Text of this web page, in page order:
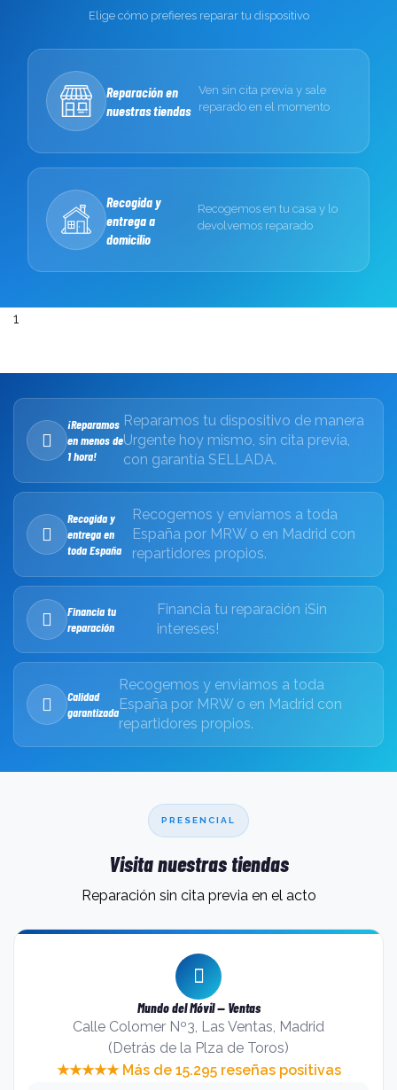
recogida por WhatsApp para que el equipo viaje con
la documentación correcta.
Pide tu presupuesto.
Diagnóstico sin coste,
presupuesto cerrado por escrito y reparación
WhatsAppo llama al 660 92 61 90.
Elige cómo prefieres reparar tu dispositivo
Reparación en
nuestras tiendas
Ven sin cita previa y sale
reparado en el momento
Recogida y
entrega a
domicilio
Recogemos en tu casa y lo
devolvemos reparado
1
¡Reparamos
en menos de
1 hora!
Reparamos tu dispositivo de manera
Urgente hoy mismo, sin cita previa,
con garantía SELLADA.
Recogida y
entrega en
toda España
Recogemos y enviamos a toda
España por MRW o en Madrid con
repartidores propios.
Financia tu
reparación
Financia tu reparación ¡Sin
intereses!
Calidad
garantizada
Recogemos y enviamos a toda
España por MRW o en Madrid con
repartidores propios.
PRESENCIAL
Visita nuestras tiendas
Reparación sin cita previa en el acto
Mundo del Móvil — Ventas
Calle Colomer Nº3, Las Ventas, Madrid
(Detrás de la Plza de Toros)
★★★★★ Más de 15.295 reseñas positivas